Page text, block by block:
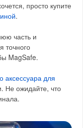
просто купите
.
часть и
точного
MagSafe.
аксессуара для
Не ожидайте, что